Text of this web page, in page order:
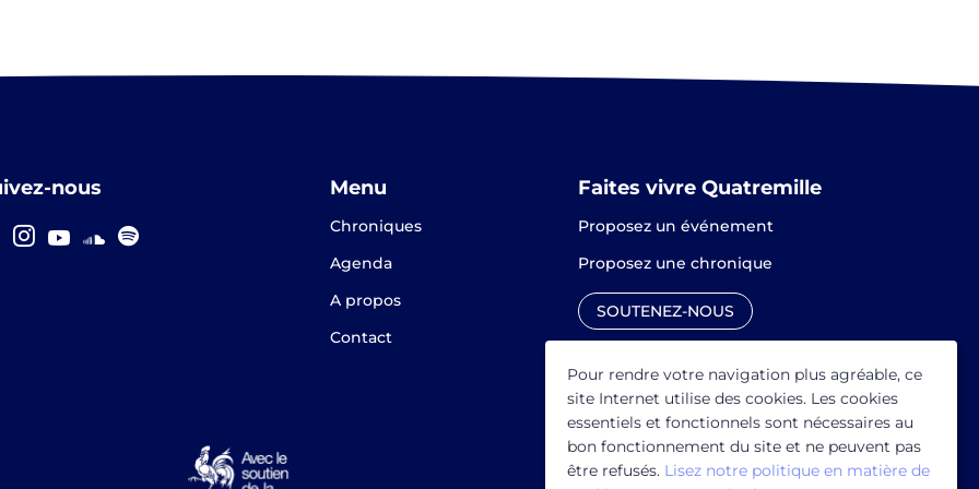
nous Menu
Chroniques
Agenda
A propos
Contact
Faites vivre Quatremille
Proposez un événement
Proposez une chronique
SOUTENEZ-NOUS
Pour rendre votre navigation plus agréable, ce
site Internet utilise des cookies. Les cookies
essentiels et fonctionnels sont nécessaires au
bon fonctionnement du site et ne peuvent pas
être refusés. Lisez notre politique en matière de